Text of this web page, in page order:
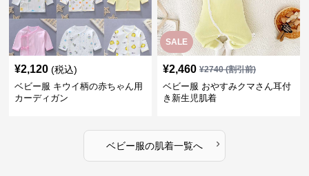
¥2,120 (税込)
ベビー服 キウイ柄の赤ちゃん用
カーディガン
SALE
¥2,460 ¥2740(割引前)
ベビー服 おやすみクマさん耳付
き新生児肌着
ベビー服の肌着一覧へ ›